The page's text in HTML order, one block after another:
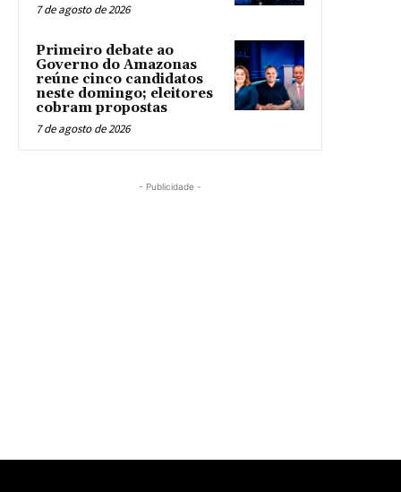
7 de agosto de 2026
Primeiro debate ao
Governo do Amazonas
reúne cinco candidatos
neste domingo; eleitores
cobram propostas
7 de agosto de 2026
- Publicidade -